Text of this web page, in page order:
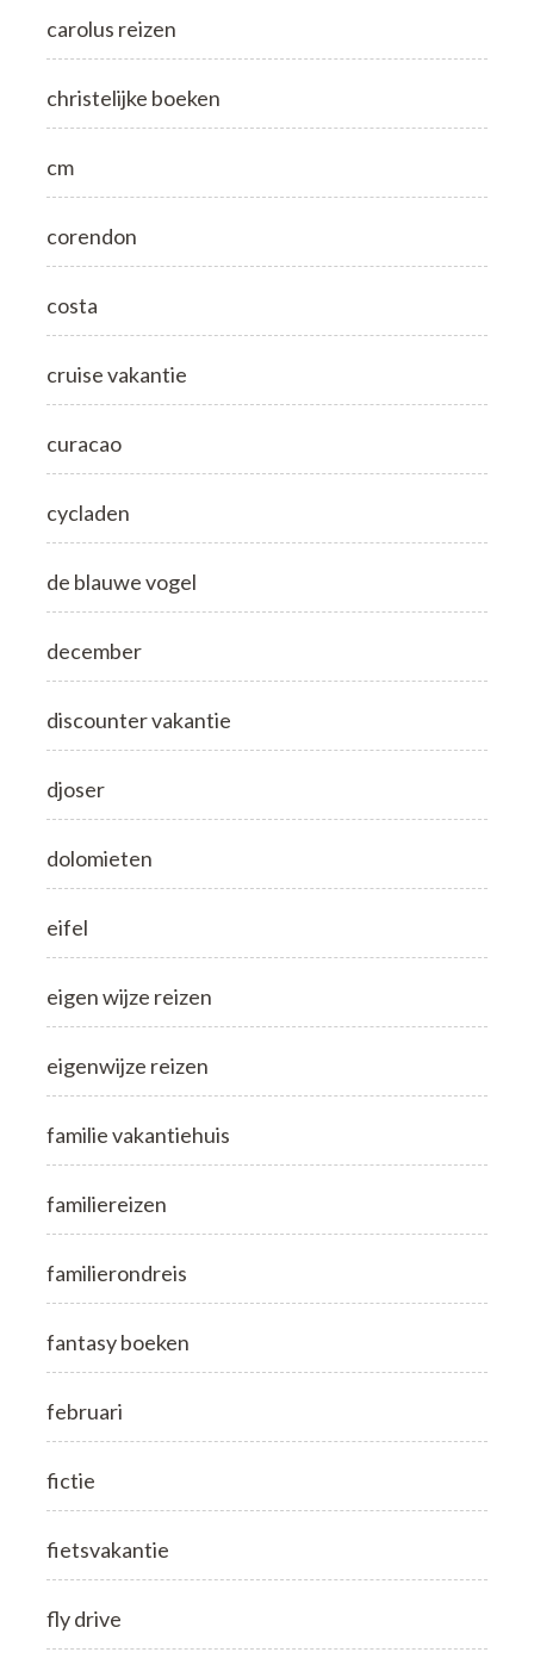
carolus reizen
christelijke boeken
cm
corendon
costa
cruise vakantie
curacao
cycladen
de blauwe vogel
december
discounter vakantie
djoser
dolomieten
eifel
eigen wijze reizen
eigenwijze reizen
familie vakantiehuis
familiereizen
familierondreis
fantasy boeken
februari
fictie
fietsvakantie
fly drive